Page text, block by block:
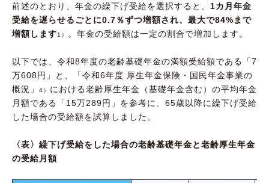
前述のとおり、年金の繰下げ受給を選択すると、 1カ月年金
受給を遅らせるごとに0.7％ずつ増額され、最大で84%まで
増額します1） 。年金の受給額は一定の割合で増加します。
以下では、令和8年度の老齢基礎年金の満額受給額である「7
万608円」と、「令和6年度 厚生年金保険・国民年金事業の
概況」
4） における老齢厚生年金（基礎年金含む）の平均年金
月額である「15万289円」を参考に、65歳以降に繰下げ受給
した場合の受給額を試算しました。
〈表〉繰下げ受給をした場合の老齢基礎年金と老齢厚生年金
の受給月額